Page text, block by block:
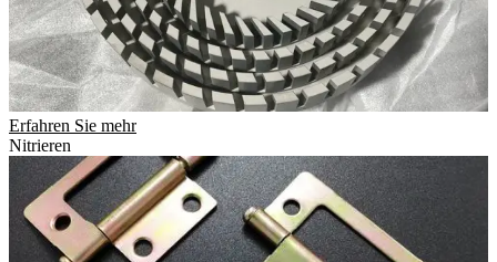
Erfahren Sie mehr
Nitrieren